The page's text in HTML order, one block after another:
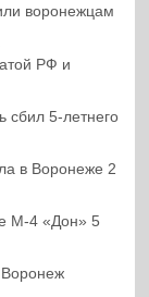
воронежцам
РФ и
сбил 5-летнего
в Воронеже 2
М-4 «Дон» 5
Воронеж